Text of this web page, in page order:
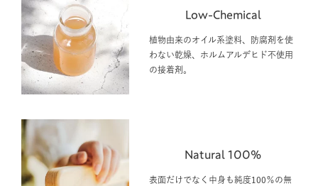
Low-Chemical
植物由来のオイル系塗料、防腐剤を使
わない乾燥、ホルムアルデヒド不使用
の接着剤。
Natural 100%
表面だけでなく中身も純度100％の無